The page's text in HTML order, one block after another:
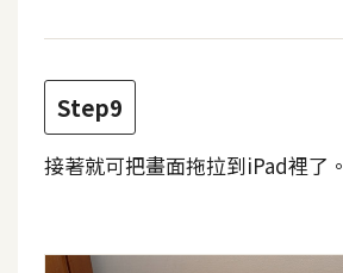
定
資
源
免
示
Step9
接著就可把畫面拖拉到iPad裡了。